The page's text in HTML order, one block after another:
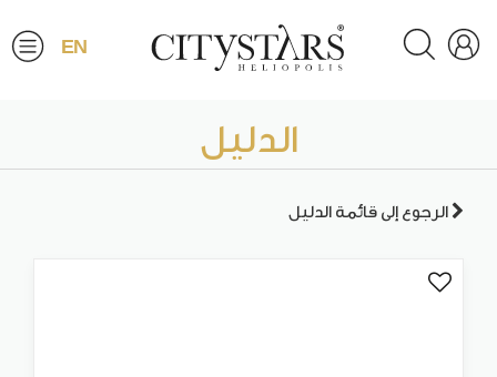
EN
الدليل
الرجوع إلى قائمة الدليل